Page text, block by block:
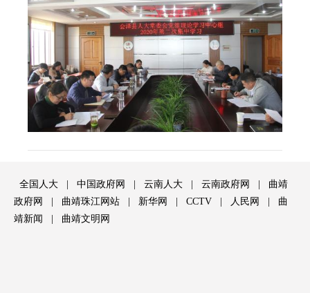
全国人大 中国政府网 云南人大 云南政府网
曲靖
政府网
曲靖珠江网站 新华网 CCTV 人民网
曲
靖新闻
曲靖文明网